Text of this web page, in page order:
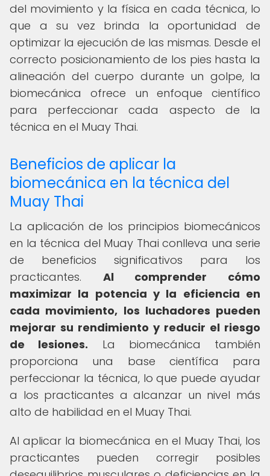
del movimiento y la física en cada técnica, lo
que a su vez brinda la oportunidad de
optimizar la ejecución de las mismas. Desde el
correcto posicionamiento de los pies hasta la
alineación del cuerpo durante un golpe, la
biomecánica ofrece un enfoque científico
para perfeccionar cada aspecto de la
técnica en el Muay Thai.
Beneficios de aplicar la
biomecánica en la técnica del
Muay Thai
La aplicación de los principios biomecánicos
en la técnica del Muay Thai conlleva una serie
de beneficios significativos para los
practicantes. Al comprender cómo
maximizar la potencia y la eficiencia en
cada movimiento, los luchadores pueden
mejorar su rendimiento y reducir el riesgo
de lesiones. La biomecánica también
proporciona una base científica para
perfeccionar la técnica, lo que puede ayudar
a los practicantes a alcanzar un nivel más
alto de habilidad en el Muay Thai.
Al aplicar la biomecánica en el Muay Thai, los
practicantes pueden corregir posibles